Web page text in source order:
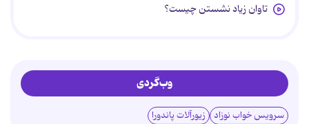
تاوان زیاد نشستن چیست؟
وب‌گردی
سرویس خواب نوزاد زیورآلات پاندورا